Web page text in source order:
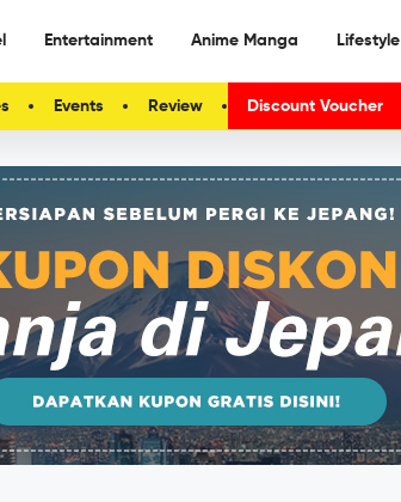
Entertainment Anime Manga Lifestyle
Events Review Discount Voucher